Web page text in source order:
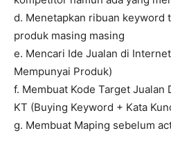
d. Menetapkan ribuan keyword
produk masing masing
e. Mencari Ide Jualan di
Mempunyai Produk)
f. Membuat Kode Target Jualan
KT (Buying Keyword + Kata
g. Membuat Maping sebelum